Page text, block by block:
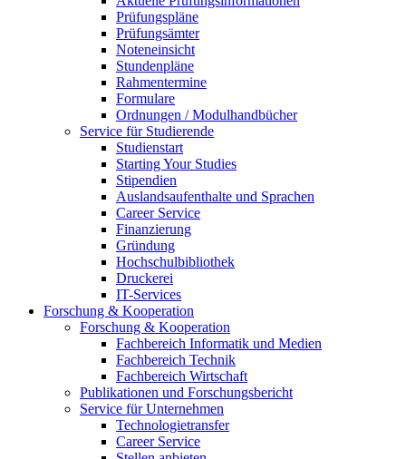
Prüfungspläne
Prüfungsämter
Noteneinsicht
Stundenpläne
Rahmentermine
Formulare
Ordnungen / Modulhandbücher
Service für Studierende
Studienstart
Starting Your Studies
Stipendien
Auslandsaufenthalte und Sprachen
Career Service
Finanzierung
Gründung
Hochschulbibliothek
Druckerei
IT-Services
Forschung & Kooperation
Forschung & Kooperation
Fachbereich Informatik und Medien
Fachbereich Technik
Fachbereich Wirtschaft
Publikationen und Forschungsbericht
Service für Unternehmen
Technologietransfer
Career Service